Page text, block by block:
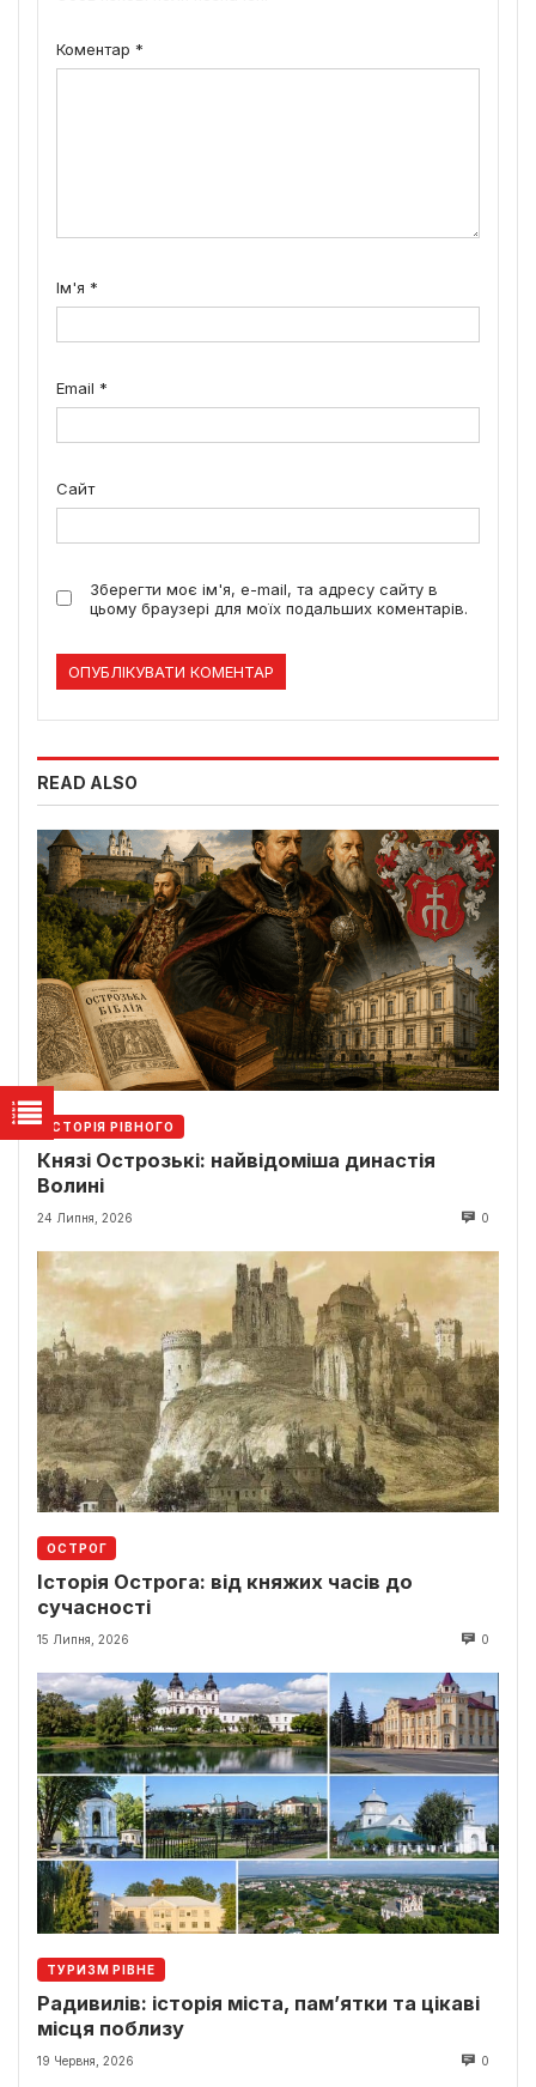
Коментар *
Ім'я *
Email *
Сайт
Зберегти моє ім'я, e-mail, та адресу сайту в
цьому браузері для моїх подальших коментарів.
READ ALSO
ІСТОРІЯ РІВНОГО
Князі Острозькі: найвідоміша династія
Волині
24 Липня, 2026 0
ОСТРОГ
Історія Острога: від княжих часів до
сучасності
15 Липня, 2026 0
ТУРИЗМ РІВНЕ
Радивилів: історія міста, пам’ятки та цікаві
місця поблизу
19 Червня, 2026 0